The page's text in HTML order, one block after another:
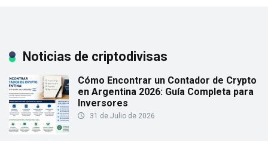
Noticias de criptodivisas
Cómo Encontrar un Contador de Crypto
en Argentina 2026: Guía Completa para
Inversores
31 de Julio de 2026